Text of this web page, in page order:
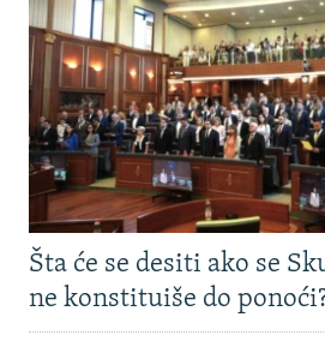
Šta će se desiti ako se
ne konstituiše do